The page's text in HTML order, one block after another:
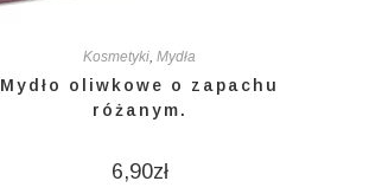
Kosmetyki,Mydła
Mydło oliwkowe o zapachu
różanym.
6,90zł